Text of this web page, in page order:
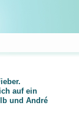
auf ein
und André